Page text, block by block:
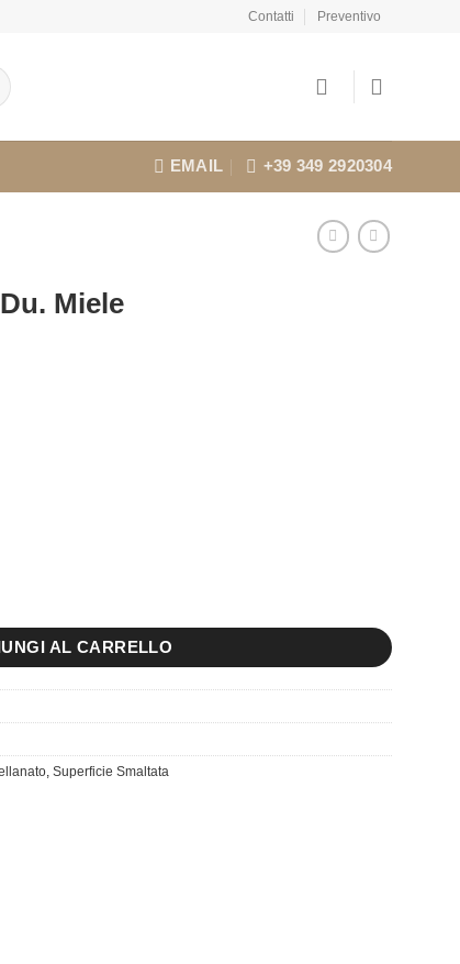
Contatti Preventivo
EMAIL +39 349 2920304
Miele
AL CARRELLO
, Superficie Smaltata